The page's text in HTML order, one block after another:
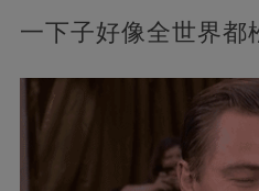
一下子好像全世界都